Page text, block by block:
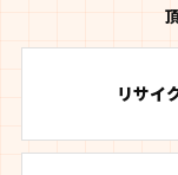
リサイ